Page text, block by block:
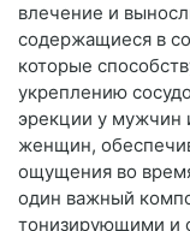
влечение и
содержащиеся в
которые
укреплению
эрекции у мужчин
женщин,
ощущения во
один важный
тонизирующими и